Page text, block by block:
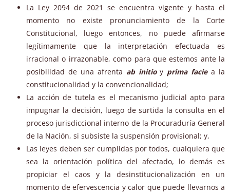
La Ley 2094 de 2021 se encuentra vigente y hasta el
momento no existe pronunciamiento de la Corte
Constitucional, luego entonces, no puede afirmarse
legítimamente que la interpretación efectuada es
irracional o irrazonable, como para que estemos ante la
posibilidad de una afrenta ab initioy prima faciea la
constitucionalidad y la convencionalidad;
La acción de tutela es el mecanismo judicial apto para
impugnar la decisión, luego de surtida la consulta en el
proceso jurisdiccional interno de la Procuraduría General
de la Nación, si subsiste la suspensión provisional; y,
Las leyes deben ser cumplidas por todos, cualquiera que
sea la orientación política del afectado, lo demás es
propiciar el caos y la desinstitucionalización en un
momento de efervescencia y calor que puede llevarnos a